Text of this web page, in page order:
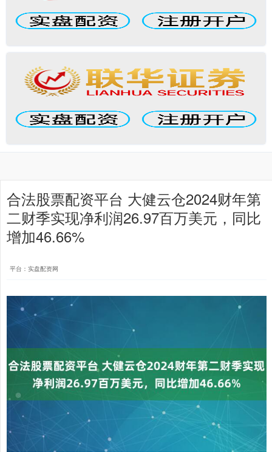
合法股票配资平台 大健云仓2024财年第
二财季实现净利润26.97百万美元，同比
增加46.66%
平台：实盘配资网